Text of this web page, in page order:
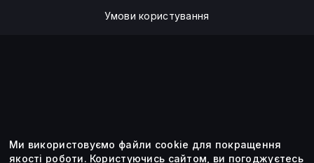
Умови користування
©2014 — 2026
Ми використовуємо файли cookie для покращення
якості роботи. Користуючись сайтом, ви погоджуєтесь